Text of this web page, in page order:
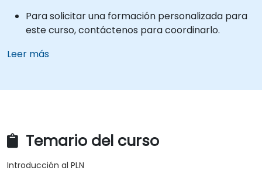
Para solicitar una formación personalizada para
este curso, contáctenos para coordinarlo.
Leer más
Temario del curso
Introducción al PLN